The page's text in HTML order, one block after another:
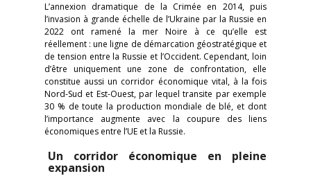
L’annexion dramatique de la Crimée en 2014, puis
l’invasion à grande échelle de l’Ukraine par la Russie en
2022 ont ramené la mer Noire à ce qu’elle est
réellement : une ligne de démarcation géostratégique et
de tension entre la Russie et l’Occident. Cependant, loin
d’être uniquement une zone de confrontation, elle
constitue aussi un corridor économique vital, à la fois
Nord-Sud et Est-Ouest, par lequel transite par exemple
30 % de toute la production mondiale de blé, et dont
l’importance augmente avec la coupure des liens
économiques entre l’UE et la Russie.
Un corridor économique en pleine
expansion